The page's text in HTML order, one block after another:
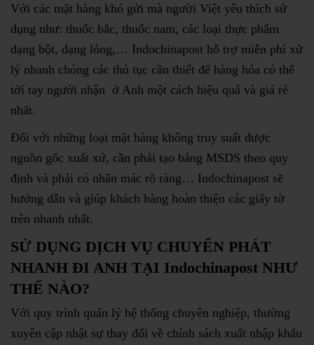
Với các mặt hàng khó gửi mà người Việt yêu thích sử
dụng như: thuốc bắc, thuốc nam, các loại thực phẩm
dạng bột, dạng lỏng,… Indochinapost hỗ trợ miễn phí xử
lý nhanh chóng các thủ tục cần thiết để hàng hóa có thể
tới tay người nhận ở Anh một cách hiệu quả và giá rẻ
nhất.
Đối với những loại mặt hàng không truy suất được
nguồn gốc xuất xứ, cần phải tạo bảng MSDS theo quy
định và phải có nhãn mác rõ ràng… Indochinapost sẽ
hướng dẫn và giúp khách hàng hoàn thiện các giấy tờ
trên nhanh nhất.
SỬ DỤNG DỊCH VỤ CHUYỂN PHÁT
NHANH ĐI ANH TẠI Indochinapost NHƯ
THẾ NÀO?
Với quy trình quản lý hệ thống chuyên nghiệp, thường
xuyên cập nhật sự thay đổi về chính sách xuất nhập khẩu